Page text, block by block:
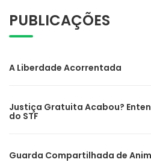
PUBLICAÇÕES
A Liberdade Acorrentada
Justiça Gratuita Acabou?
do STF
Guarda Compartilhada de